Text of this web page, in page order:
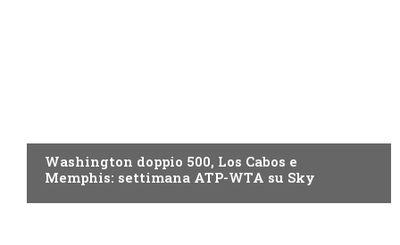
Washington doppio 500, Los Cabos e
Memphis: settimana ATP-WTA su Sky